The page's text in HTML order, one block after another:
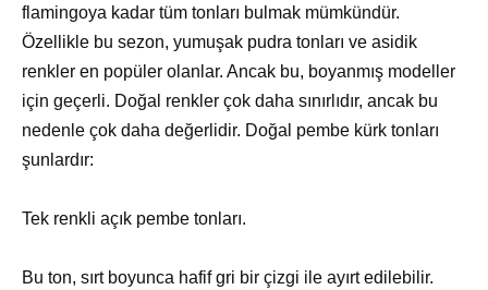
flamingoya kadar tüm tonları bulmak mümkündür.
Özellikle bu sezon, yumuşak pudra tonları ve asidik
renkler en popüler olanlar. Ancak bu, boyanmış modeller
için geçerli. Doğal renkler çok daha sınırlıdır, ancak bu
nedenle çok daha değerlidir. Doğal pembe kürk tonları
şunlardır:
Tek renkli açık pembe tonları.
Bu ton, sırt boyunca hafif gri bir çizgi ile ayırt edilebilir.